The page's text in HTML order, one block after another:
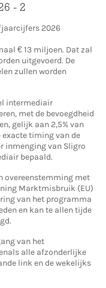
- 2
2026
€ 13 miljoen. Dat zal
uitgevoerd. De
zullen worden
intermediair
met de bevoegdheid
gelijk aan 2,5% van
exacte timing van de
inmenging van Sligro
bepaald.
overeenstemming met
Marktmisbruik (EU)
van het programma
en kan te allen tijde
van het
alle afzonderlijke
link en de wekelijks